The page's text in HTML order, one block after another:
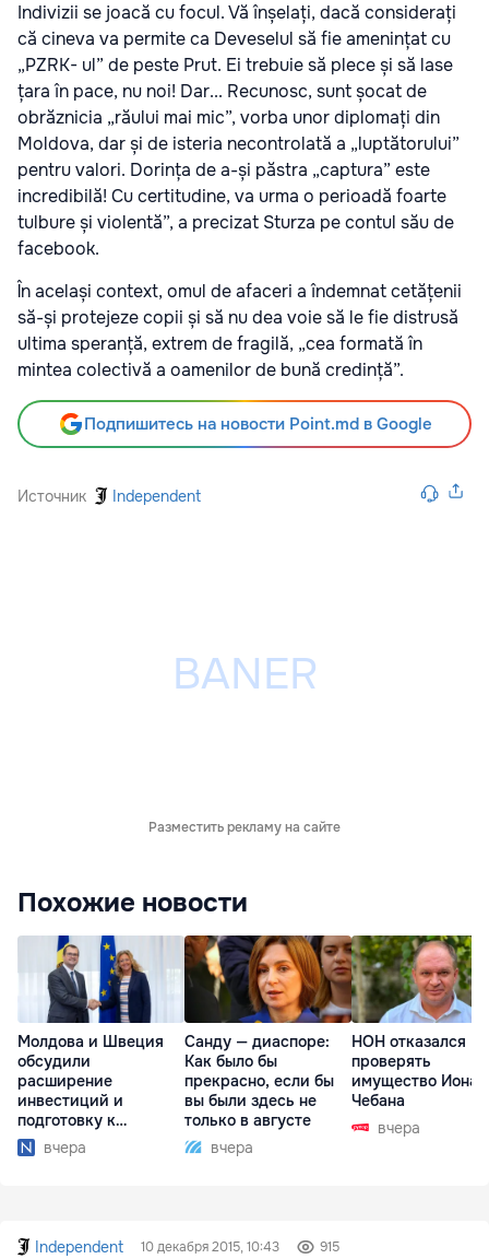
Indivizii se joacă cu focul. Vă înșelați, dacă considerați
că cineva va permite ca Deveselul să fie amenințat cu
„PZRK- ul” de peste Prut. Ei trebuie să plece și să lase
țara în pace, nu noi! Dar... Recunosc, sunt șocat de
obrăznicia „răului mai mic”, vorba unor diplomați din
Moldova, dar și de isteria necontrolată a „luptătorului”
pentru valori. Dorința de a-și păstra „captura” este
incredibilă! Cu certitudine, va urma o perioadă foarte
tulbure și violentă”, a precizat Sturza pe contul său de
facebook.
În același context, omul de afaceri a îndemnat cetățenii
să-și protejeze copii și să nu dea voie să le fie distrusă
ultima speranță, extrem de fragilă, „cea formată în
mintea colectivă a oamenilor de bună credință”.
Подпишитесь на новости Point.md в Google
Источник Independent
Разместить рекламу на сайте
Похожие новости
Молдова и Швеция
обсудили
расширение
инвестиций и
подготовку к
отопительному
сезону
вчера
Санду — диаспоре:
Как было бы
прекрасно, если бы
вы были здесь не
только в августе
вчера
НОН отказался
проверять
имущество Иона
Чебана
вчера
Independent 10 декабря 2015, 10:43 915